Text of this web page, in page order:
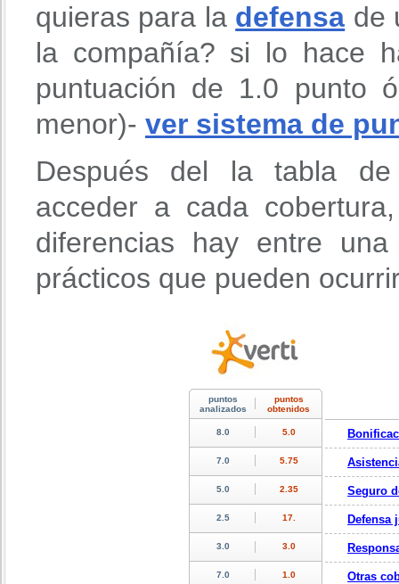
quieras para la defensa de
la compañía? si lo hace
puntuación de 1.0 punto
menor)- ver sistema de
Después del la tabla de
acceder a cada
diferencias hay entre
prácticos que pueden
Seguro
Defensa
Otras